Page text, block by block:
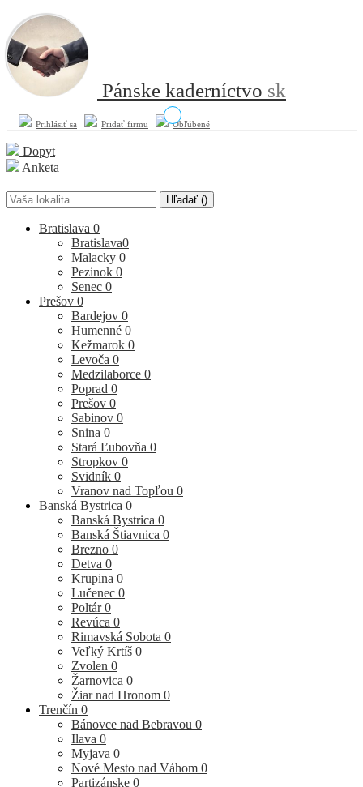
Pánske kaderníctvo sk
Prihlásiť sa Pridať firmu Obľúbené
Dopyt
Anketa
Hľadať ()
Bratislava 0
Bratislava0
Malacky 0
Pezinok 0
Senec 0
Prešov 0
Bardejov 0
Humenné 0
Kežmarok 0
Levoča 0
Medzilaborce 0
Poprad 0
Prešov 0
Sabinov 0
Snina 0
Stará Ľubovňa 0
Stropkov 0
Svidník 0
Vranov nad Topľou 0
Banská Bystrica 0
Banská Bystrica 0
Banská Štiavnica 0
Brezno 0
Detva 0
Krupina 0
Lučenec 0
Poltár0
Revúca 0
Rimavská Sobota 0
Veľký Krtíš 0
Zvolen 0
Žarnovica 0
Žiar nad Hronom 0
Trenčín 0
Bánovce nad Bebravou 0
Ilava 0
Myjava 0
Nové Mesto nad Váhom 0
Partizánske 0